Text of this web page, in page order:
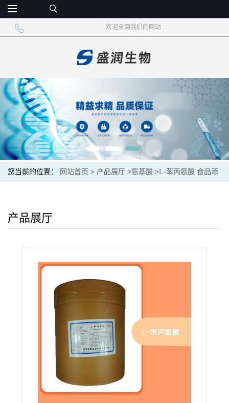
欢迎来到我们的网站
您当前的位置： 网站首页 > 产品展厅 >氨基酸 >L-苯丙氨酸 食品添
产品展厅